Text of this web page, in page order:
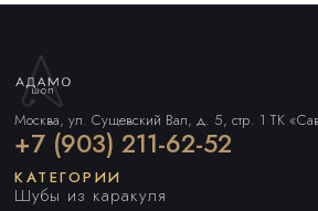
Москва, ул. Сущевский Вал, д. 5, стр. 1 ТК
+7 (903) 211-62-52
КАТЕГОРИИ
Шубы из каракуля